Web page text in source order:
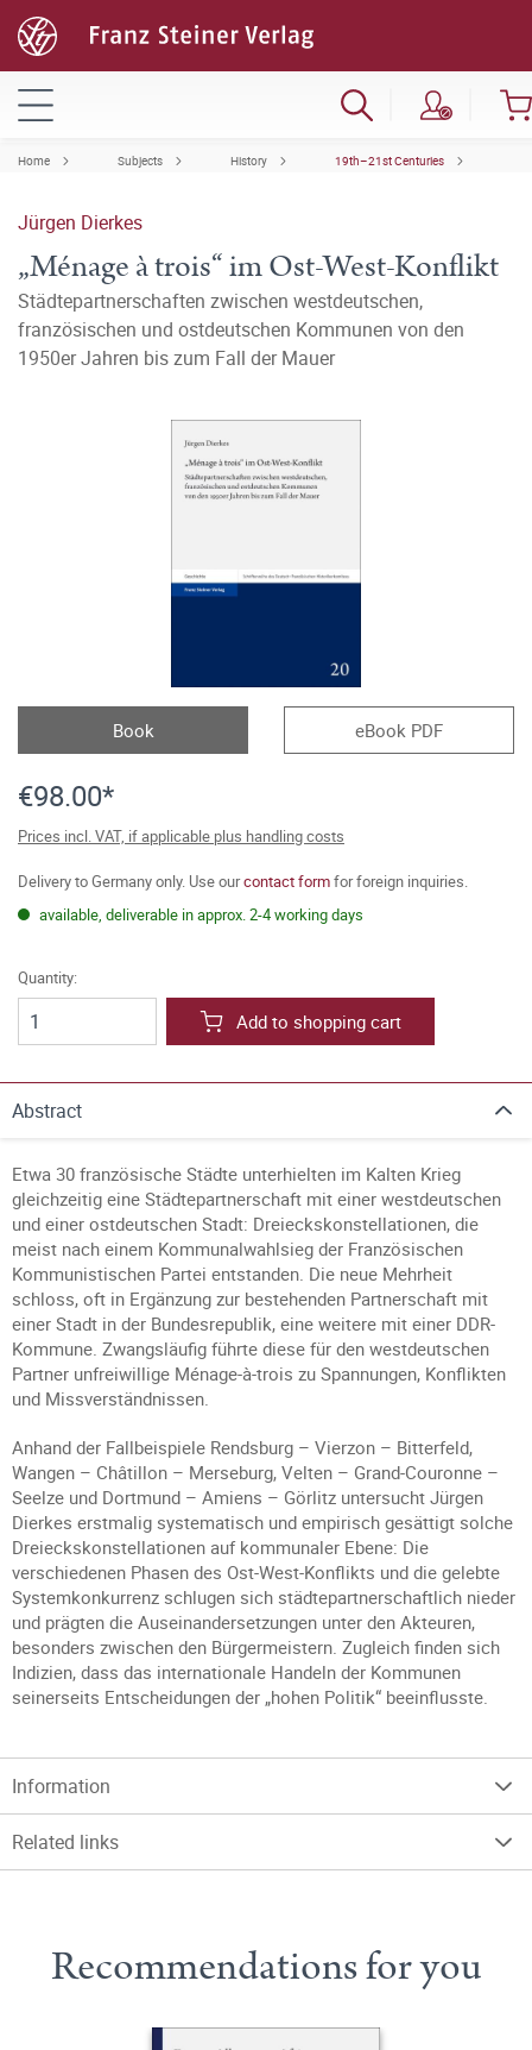
Home Subjects History 19th–21st Centuries
Jürgen Dierkes
„Ménage à trois“ im Ost-West-Konflikt
Städtepartnerschaften zwischen westdeutschen,
französischen und ostdeutschen Kommunen von den
1950er Jahren bis zum Fall der Mauer
Book eBook PDF
€98.00*
Prices incl. VAT, if applicable plus handling costs
Delivery to Germany only. Use ourcontact formfor foreign inquiries.
available, deliverable in approx. 2-4 working days
Quantity:
Add to shopping cart
Abstract
Etwa 30 französische Städte unterhielten im Kalten Krieg
gleichzeitig eine Städtepartnerschaft mit einer westdeutschen
und einer ostdeutschen Stadt: Dreieckskonstellationen, die
meist nach einem Kommunalwahlsieg der Französischen
Kommunistischen Partei entstanden. Die neue Mehrheit
schloss, oft in Ergänzung zur bestehenden Partnerschaft mit
einer Stadt in der Bundesrepublik, eine weitere mit einer DDR-
Kommune. Zwangsläufig führte diese für den westdeutschen
Partner unfreiwillige Ménage-à-trois zu Spannungen, Konflikten
und Missverständnissen.
Anhand der Fallbeispiele Rendsburg – Vierzon – Bitterfeld,
Wangen – Châtillon – Merseburg, Velten – Grand-Couronne –
Seelze und Dortmund – Amiens – Görlitz untersucht Jürgen
Dierkes erstmalig systematisch und empirisch gesättigt solche
Dreieckskonstellationen auf kommunaler Ebene: Die
verschiedenen Phasen des Ost-West-Konflikts und die gelebte
Systemkonkurrenz schlugen sich städtepartnerschaftlich nieder
und prägten die Auseinandersetzungen unter den Akteuren,
besonders zwischen den Bürgermeistern. Zugleich finden sich
Indizien, dass das internationale Handeln der Kommunen
seinerseits Entscheidungen der „hohen Politik“ beeinflusste.
Information
Related links
Recommendations for you